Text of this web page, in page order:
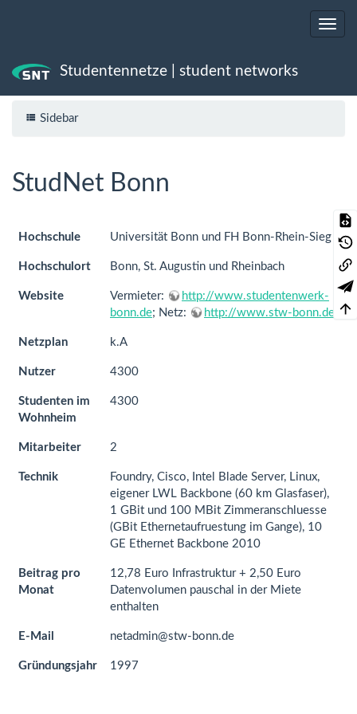
Studentennetze | student networks
Trace StudNet Bonn
Sidebar
StudNet Bonn
Hochschule Universität Bonn und FH Bonn-Rhein-Sieg
Hochschulort Bonn, St. Augustin und Rheinbach
Website Vermieter:
http://www.studentenwerk-
bonn.de; Netz: http://www.stw-bonn.de
Netzplan k.A
Nutzer 4300
Studenten im
Wohnheim
4300
Mitarbeiter 2
Technik
Foundry, Cisco, Intel Blade Server, Linux,
eigener LWL Backbone (60 km Glasfaser),
1 GBit und 100 MBit Zimmeranschluesse
(GBit Ethernetaufruestung im Gange), 10
GE Ethernet Backbone 2010
Beitrag pro
Monat
12,78 Euro Infrastruktur + 2,50 Euro
Datenvolumen pauschal in der Miete
enthalten
E-Mail netadmin@stw-bonn.de
Gründungsjahr 1997